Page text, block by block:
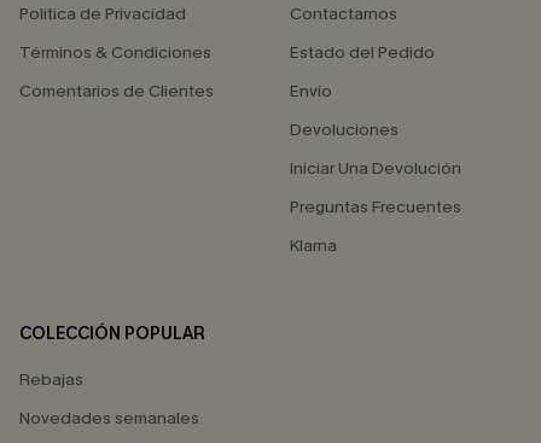
Política de Privacidad
Términos & Condiciones
Comentarios de Clientes
Contactarnos
Estado del Pedido
Envío
Devoluciones
Iniciar Una Devolución
Preguntas Frecuentes
Klarna
COLECCIÓN POPULAR
Rebajas
Novedades semanales